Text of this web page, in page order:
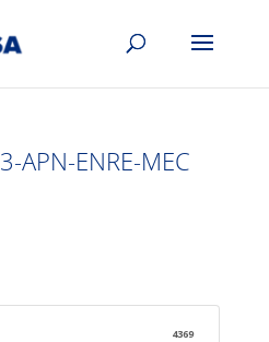
APN-ENRE-MEC
4369